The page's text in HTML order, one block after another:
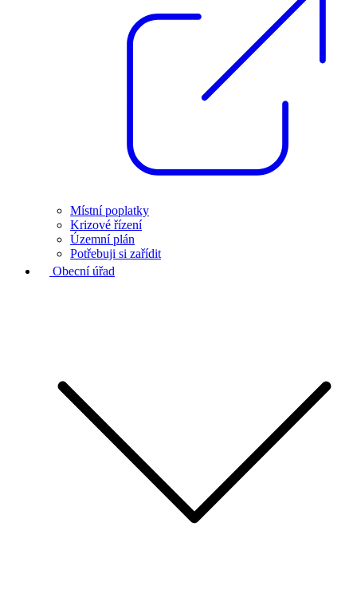
Místní poplatky
Krizové řízení
Územní plán
Potřebuji si zařídit
Obecní úřad